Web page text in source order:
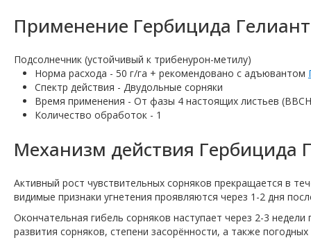
Применение Гербицида
Подсолнечник (устойчивый к трибенурон-метилу)
Норма расхода - 50 г/га + рекомендовано с адъювантом
Спектр действия - Двудольные сорняки
Время применения - От фазы 4 настоящих листьев
Количество обработок - 1
Механизм действия Гербицида
Активный рост чувствительных сорняков прекращается в
видимые признаки угнетения проявляются через 1-2 дня
Окончательная гибель сорняков наступает через 2-3
развития сорняков, степени засорённости, а также